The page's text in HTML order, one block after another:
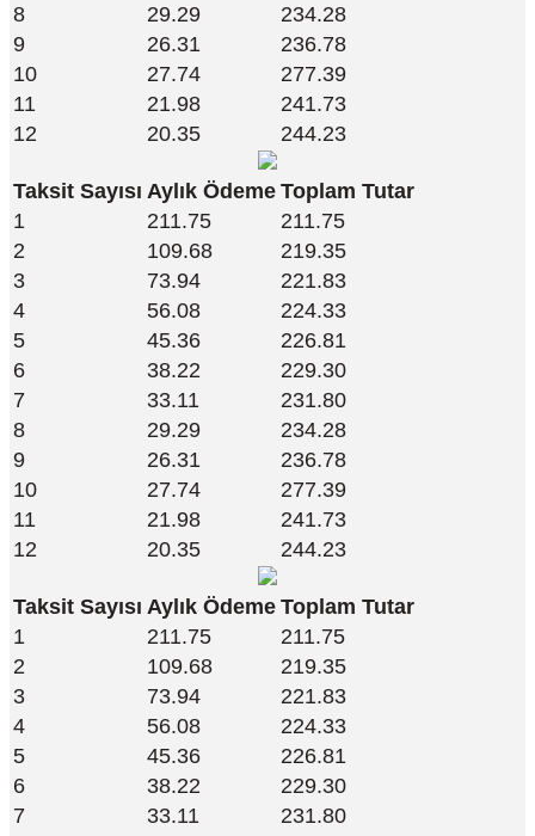
8
29.29
234.28
9
26.31
236.78
10
27.74
277.39
11
21.98
241.73
12
20.35 244.23
Taksit Sayısı Aylık Ödeme Toplam Tutar
1
211.75
211.75
2
109.68
219.35
3
73.94
221.83
4
56.08
224.33
5
45.36
226.81
6
38.22
229.30
7
33.11
231.80
8
29.29
234.28
9
26.31
236.78
10
27.74
277.39
11
21.98
241.73
12
20.35 244.23
Taksit Sayısı Aylık Ödeme Toplam Tutar
1
211.75
211.75
2
109.68
219.35
3
73.94
221.83
4
56.08
224.33
5
45.36
226.81
6
38.22
229.30
7
33.11
231.80